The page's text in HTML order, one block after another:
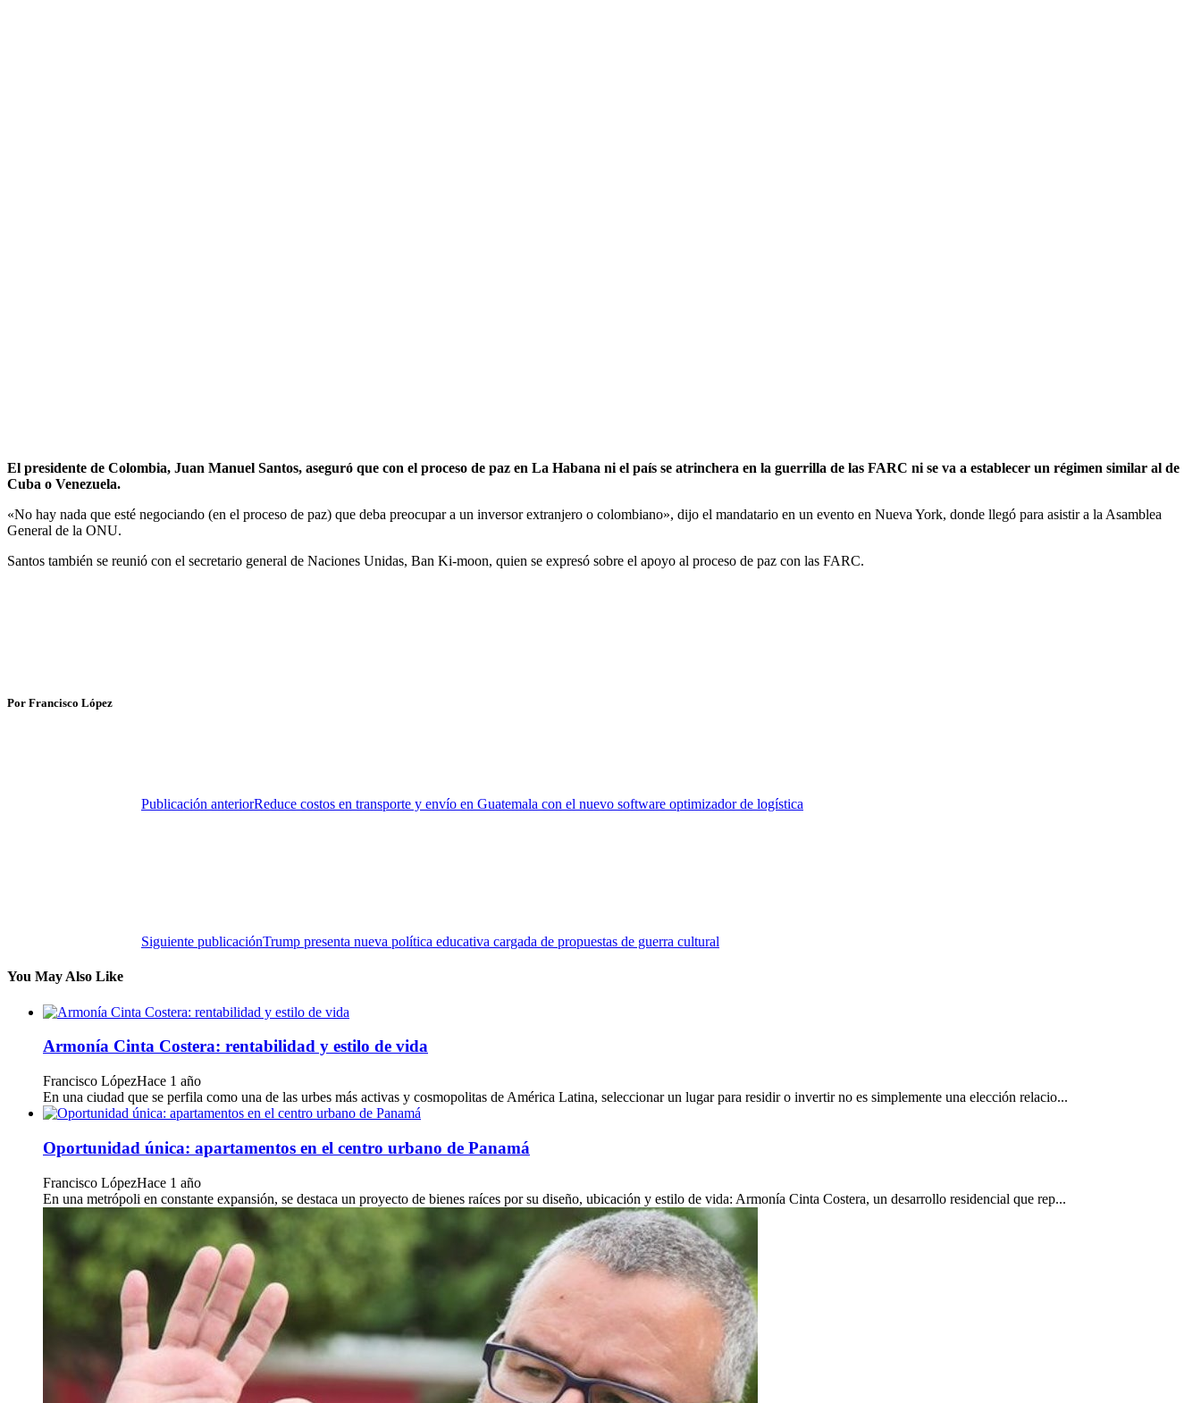
El presidente de Colombia, Juan Manuel Santos, aseguró que con el proceso de paz en La Habana ni el país se atrinchera en la guerrilla de las FARC ni se va a establecer un régimen similar al de
Cuba o Venezuela.
«No hay nada que esté negociando (en el proceso de paz) que deba preocupar a un inversor extranjero o colombiano», dijo el mandatario en un evento en Nueva York, donde llegó para asistir a la Asamblea
General de la ONU.
Santos también se reunió con el secretario general de Naciones Unidas, Ban Ki-moon, quien se expresó sobre el apoyo al proceso de paz con las FARC.
Por Francisco López
Publicación anteriorReduce costos en transporte y envío en Guatemala con el nuevo software optimizador de logística
Siguiente publicaciónTrump presenta nueva política educativa cargada de propuestas de guerra cultural
You May Also Like
Armonía Cinta Costera: rentabilidad y estilo de vida
Francisco LópezHace 1 año
En una ciudad que se perfila como una de las urbes más activas y cosmopolitas de América Latina, seleccionar un lugar para residir o invertir no es simplemente una elección relacio...
Oportunidad única: apartamentos en el centro urbano de Panamá
Francisco LópezHace 1 año
En una metrópoli en constante expansión, se destaca un proyecto de bienes raíces por su diseño, ubicación y estilo de vida: Armonía Cinta Costera, un desarrollo residencial que rep...